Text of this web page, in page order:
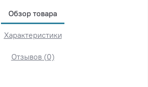
Обзор товара
Характеристики
Отзывов (0)